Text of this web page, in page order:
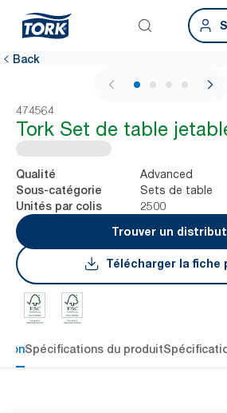
Back
1 / 4
474564
Tork Set de table
Qualité Advanced
Sous-catégorie Sets de table
Unités par colis
2500
Trouver un
Télécharger la fiche
Spécifications du produit